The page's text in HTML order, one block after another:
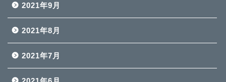
2021年9月
2021年8月
2021年7月